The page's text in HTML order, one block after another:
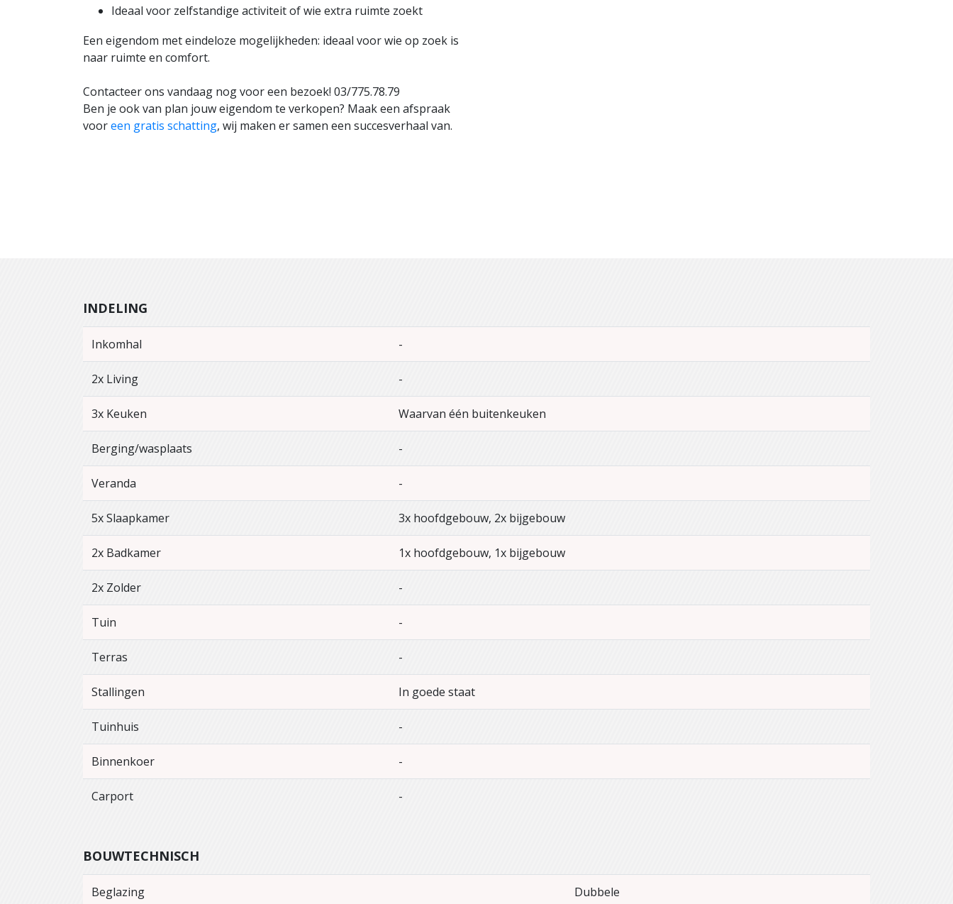
Ideaal voor zelfstandige activiteit of wie extra ruimte zoekt
Een eigendom met eindeloze mogelijkheden: ideaal voor wie op zoek is
naar ruimte en comfort.
Contacteer ons vandaag nog voor een bezoek! 03/775.78.79
Ben je ook van plan jouw eigendom te verkopen? Maak een afspraak
vooreen gratis schatting, wij maken er samen een succesverhaal van.
INDELING
Inkomhal -
2x Living -
3x Keuken Waarvan één buitenkeuken
Berging/wasplaats -
Veranda -
5x Slaapkamer 3x hoofdgebouw, 2x bijgebouw
2x Badkamer 1x hoofdgebouw, 1x bijgebouw
2x Zolder -
Tuin -
Terras -
Stallingen In goede staat
Tuinhuis -
Binnenkoer -
Carport -
BOUWTECHNISCH
Beglazing Dubbele